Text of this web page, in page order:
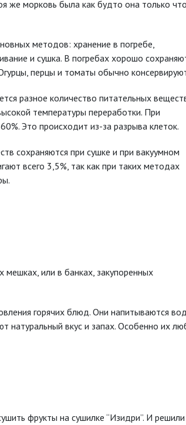
же морковь была как будто она только
методов: хранение в погребе,
и сушка. В погребах хорошо
перцы и томаты обычно
разное количество питательных
температуры переработки. При
Это происходит из-за разрыва клеток.
сохраняются при сушке и при вакуумном
всего 3,5%, так как при таких методах
или в банках, закупоренных
горячих блюд. Они напитываются
натуральный вкус и запах. Особенно их
фрукты на сушилке “Изидри”. И решили